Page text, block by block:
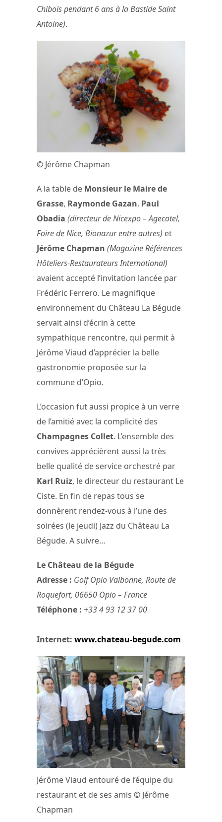
Chibois pendant 6 ans à la Bastide Saint
Antoine).
© Jérôme Chapman
A la table de Monsieur le Maire de
Grasse, Raymonde Gazan, Paul
Obadia (directeur de Nicexpo – Agecotel,
Foire de Nice, Bionazur entre autres) et
Jérôme Chapman (Magazine Références
Hôteliers-Restaurateurs International)
avaient accepté l’invitation lancée par
Frédéric Ferrero. Le magnifique
environnement du Château La Bégude
servait ainsi d’écrin à cette
sympathique rencontre, qui permit à
Jérôme Viaud d’apprécier la belle
gastronomie proposée sur la
commune d’Opio.
L’occasion fut aussi propice à un verre
de l’amitié avec la complicité des
Champagnes Collet. L’ensemble des
convives apprécièrent aussi la très
belle qualité de service orchestré par
Karl Ruiz, le directeur du restaurant Le
Ciste. En fin de repas tous se
donnèrent rendez-vous à l’une des
soirées (le jeudi) Jazz du Château La
Bégude. A suivre…
Le Château de la Bégude
Adresse : Golf Opio Valbonne, Route de
Roquefort, 06650 Opio – France
Téléphone : +33 4 93 12 37 00
Internet: www.chateau-begude.com
Jérôme Viaud entouré de l’équipe du
restaurant et de ses amis © Jérôme
Chapman